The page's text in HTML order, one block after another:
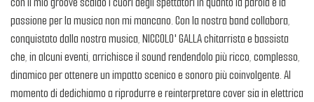
passione per la musica non mi mancano. Con la nostra band collabora,
conquistato dalla nostra musica, NICCOLO' GALLA chitarrista e bassista
che, in alcuni eventi, arrichisce il sound rendendolo più ricco, complesso,
dinamico per ottenere un impatto scenico e sonoro più coinvolgente. Al
momento di dedichiamo a riprodurre e reinterpretare cover sia in elettrica